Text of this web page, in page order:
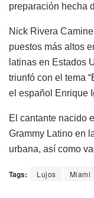
preparación hecha
Nick Rivera
puestos más altos
latinas en Estados
triunfó con el tema
el español Enrique
El cantante nacido
Grammy Latino en
urbana, así como
Tags: Lujos Miami